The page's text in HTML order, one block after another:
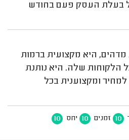
בעלת העסק פעם בחודש
מדהים, היא מקצועית ברמות
הלקוחות שלה. היא נותנת
ומקצוענית בכל
10 זמנים 10 יחס 10